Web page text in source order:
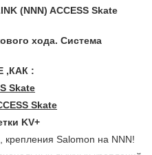
(NNN) ACCESS Skate
хода. Система
,КАК :
Skate
Skate
KV+
Salomon на NNN!